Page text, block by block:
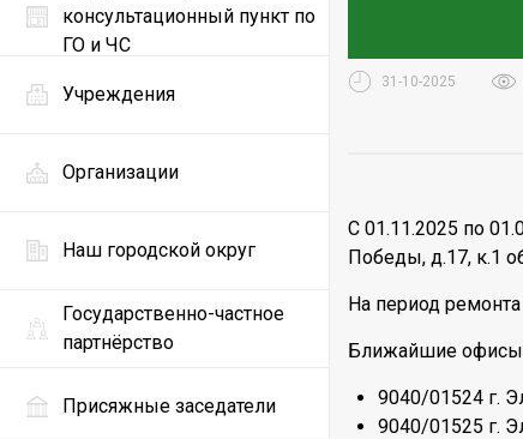
консультационный пункт по
ГО и ЧС
Учреждения
Организации
Наш городской округ
Государственно-частное
партнёрство
Присяжные заседатели
31-10-2025
С 01.11.2025 по
Победы, д.17, к.1
На период
Ближайшие офисы
9040/01524 г.
9040/01525 г.